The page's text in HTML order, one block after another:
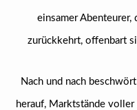
einsamer Abenteurer,
zurückkehrt, offenbart
Nach und nach
herauf, Marktstände voller